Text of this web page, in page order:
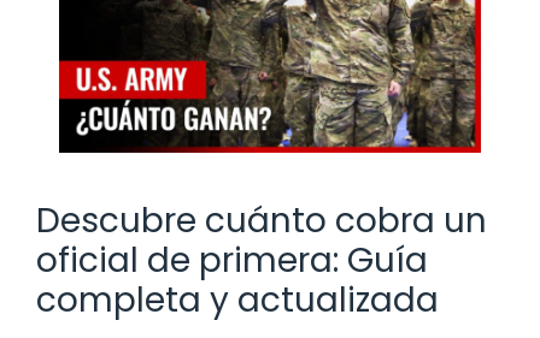
Descubre cuánto cobra un
oficial de primera: Guía
completa y actualizada